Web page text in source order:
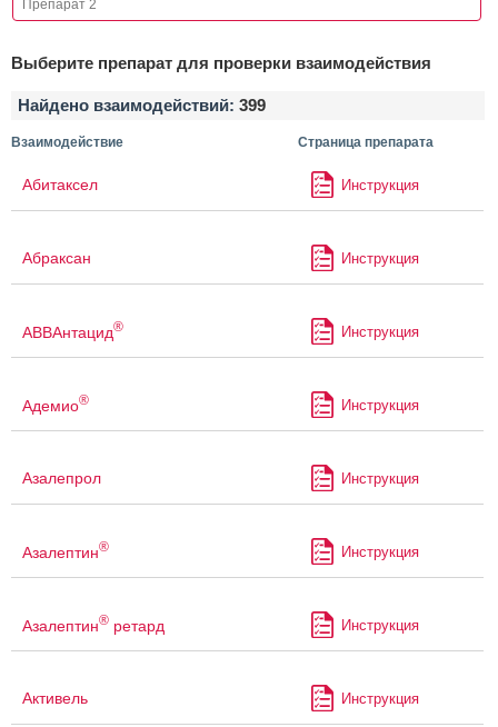
Выберите препарат для проверки взаимодействия
Найдено взаимодействий: 399
Взаимодействие Страница препарата
Абитаксел Инструкция
Абраксан Инструкция
АВВАнтацид® Инструкция
Адемио® Инструкция
Азалепрол Инструкция
Азалептин® Инструкция
Азалептин® ретард Инструкция
Активель Инструкция